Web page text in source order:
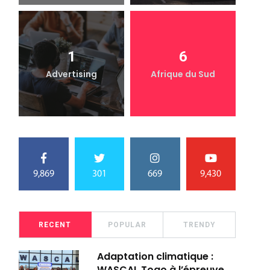
1
Advertising
6
Afrique du Sud
9,869 301 669 9,430
RECENT POPULAR TRENDY
Adaptation climatique :